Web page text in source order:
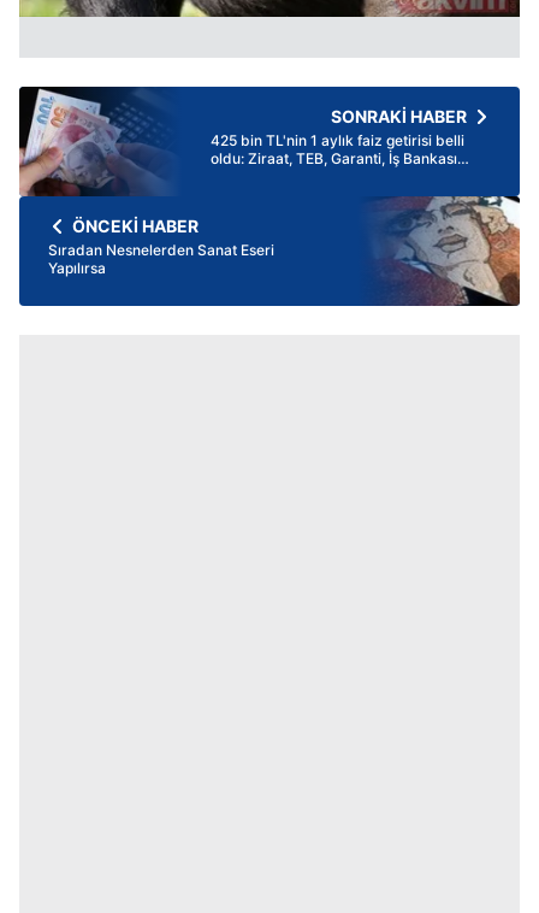
SONRAKİ HABER
425 bin TL'nin 1 aylık faiz getirisi belli
oldu: Ziraat, TEB, Garanti, İş Bankası
ÖNCEKİ HABER
Sıradan Nesnelerden Sanat Eseri
Yapılırsa